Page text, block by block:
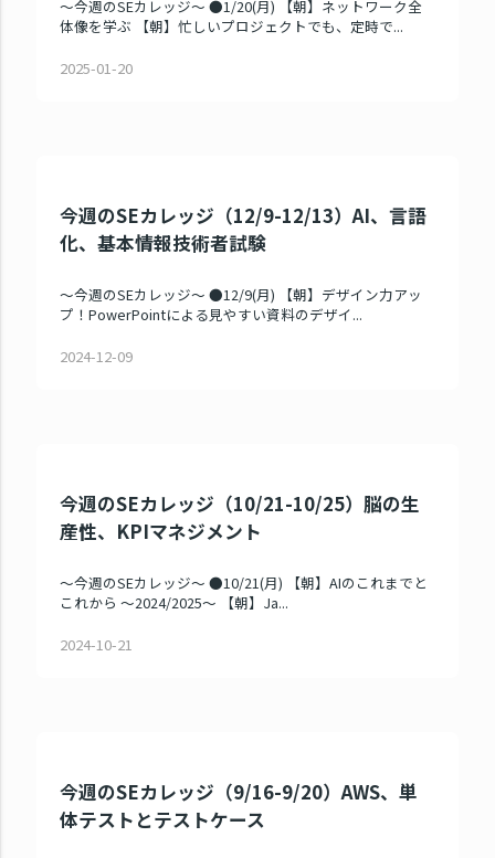
～今週のSEカレッジ～ ●1/20(月) 【朝】ネットワーク全
体像を学ぶ 【朝】忙しいプロジェクトでも、定時で...
2025-01-20
今週のSEカレッジ（12/9-12/13）AI、言語
化、基本情報技術者試験
～今週のSEカレッジ～ ●12/9(月) 【朝】デザイン力アッ
プ！PowerPointによる見やすい資料のデザイ...
2024-12-09
今週のSEカレッジ（10/21-10/25）脳の生
産性、KPIマネジメント
～今週のSEカレッジ～ ●10/21(月) 【朝】AIのこれまでと
これから ～2024/2025～ 【朝】Ja...
2024-10-21
今週のSEカレッジ（9/16-9/20）AWS、単
体テストとテストケース